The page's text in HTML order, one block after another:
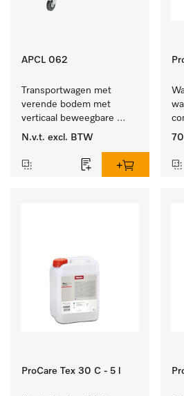
APCL 062
Transportwagen met
verende bodem met
verticaal beweegbare
bodem voor een
greephoogte.
N.v.t. excl. BTW
en
ProCare Tex 30 C - 5 l